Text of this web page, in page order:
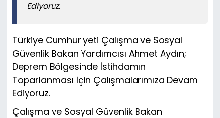
Ediyoruz.
Türkiye Cumhuriyeti Çalışma ve Sosyal
Güvenlik Bakan Yardımcısı Ahmet Aydın;
Deprem Bölgesinde İstihdamın
Toparlanması İçin Çalışmalarımıza Devam
Ediyoruz.
Çalışma ve Sosyal Güvenlik Bakan